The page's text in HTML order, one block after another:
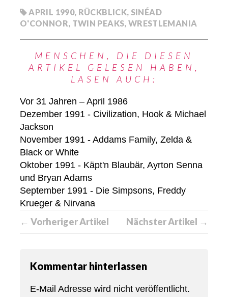
APRIL 1990, RÜCKBLICK, SINÉAD
O'CONNOR, TWIN PEAKS, WRESTLEMANIA
MENSCHEN, DIE DIESEN
ARTIKEL GELESEN HABEN,
LASEN AUCH:
Vor 31 Jahren – April 1986
Dezember 1991 - Civilization, Hook & Michael
Jackson
November 1991 - Addams Family, Zelda &
Black or White
Oktober 1991 - Käpt'n Blaubär, Ayrton Senna
und Bryan Adams
September 1991 - Die Simpsons, Freddy
Krueger & Nirvana
← Vorheriger Artikel Nächster Artikel →
Kommentar hinterlassen
E-Mail Adresse wird nicht veröffentlicht.